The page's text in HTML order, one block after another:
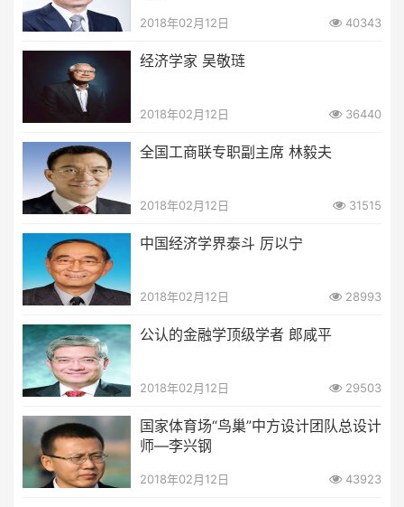
2018年02月12日 40343
经济学家 吴敬琏
2018年02月12日 36440
全国工商联专职副主席 林毅夫
2018年02月12日 31515
中国经济学界泰斗 厉以宁
2018年02月12日 28993
公认的金融学顶级学者 郎咸平
2018年02月12日 29503
国家体育场“鸟巢”中方设计团队总设计
师—李兴钢
2018年02月12日 43923